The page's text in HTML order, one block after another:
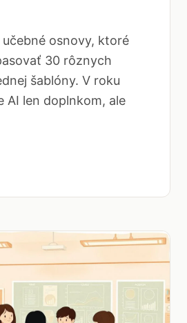
osnovy, ktoré
30 rôznych
šablóny. V roku
AI len doplnkom, ale